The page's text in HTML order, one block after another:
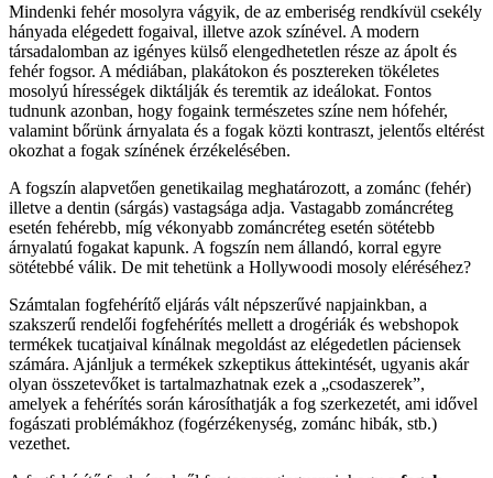
Mindenki fehér mosolyra vágyik, de az emberiség rendkívül csekély
hányada elégedett fogaival, illetve azok színével. A modern
társadalomban az igényes külső elengedhetetlen része az ápolt és
fehér fogsor. A médiában, plakátokon és posztereken tökéletes
mosolyú hírességek diktálják és teremtik az ideálokat. Fontos
tudnunk azonban, hogy fogaink természetes színe nem hófehér,
valamint bőrünk árnyalata és a fogak közti kontraszt, jelentős eltérést
okozhat a fogak színének érzékelésében.
A fogszín alapvetően genetikailag meghatározott, a zománc (fehér)
illetve a dentin (sárgás) vastagsága adja. Vastagabb zománcréteg
esetén fehérebb, míg vékonyabb zománcréteg esetén sötétebb
árnyalatú fogakat kapunk. A fogszín nem állandó, korral egyre
sötétebbé válik. De mit tehetünk a Hollywoodi mosoly eléréséhez?
Számtalan fogfehérítő eljárás vált népszerűvé napjainkban, a
szakszerű rendelői fogfehérítés mellett a drogériák és webshopok
termékek tucatjaival kínálnak megoldást az elégedetlen páciensek
számára. Ajánljuk a termékek szkeptikus áttekintését, ugyanis akár
olyan összetevőket is tartalmazhatnak ezek a „csodaszerek”,
amelyek a fehérítés során károsíthatják a fog szerkezetét, ami idővel
fogászati problémákhoz (fogérzékenység, zománc hibák, stb.)
vezethet.